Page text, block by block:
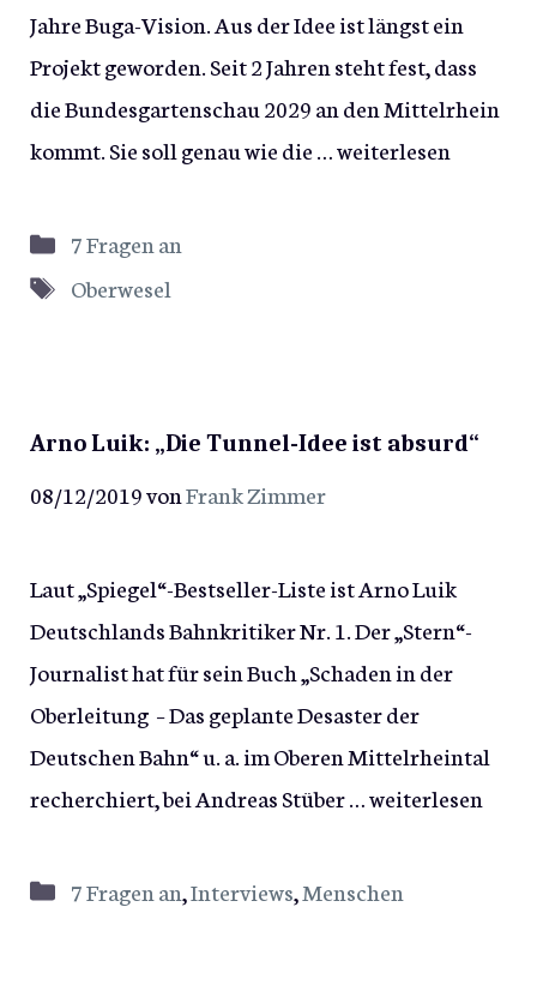
Jahre Buga-Vision. Aus der Idee ist längst ein
Projekt geworden. Seit 2 Jahren steht fest, dass
die Bundesgartenschau 2029 an den Mittelrhein
kommt. Sie soll genau wie die …weiterlesen
Kategorien
7 Fragen an
Schlagwörter
Oberwesel
Arno Luik: „Die Tunnel-Idee ist absurd“
08/12/2019vonFrank Zimmer
Laut „Spiegel“-Bestseller-Liste ist Arno Luik
Deutschlands Bahnkritiker Nr. 1. Der „Stern“-
Journalist hat für sein Buch „Schaden in der
Oberleitung – Das geplante Desaster der
Deutschen Bahn“ u. a. im Oberen Mittelrheintal
recherchiert, bei Andreas Stüber …weiterlesen
Kategorien
7 Fragen an,Interviews,Menschen